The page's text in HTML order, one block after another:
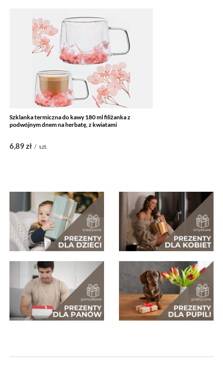
Szklanka termiczna do kawy 180 ml filiżanka z
podwójnym dnem na herbatę, z kwiatami
6,89 zł / szt.